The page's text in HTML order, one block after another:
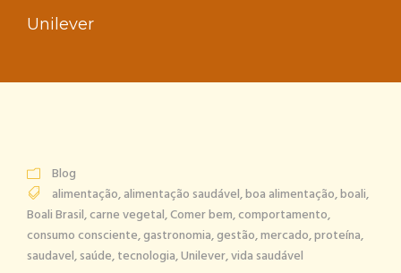
Unilever
Blog
alimentação,alimentação saudável,boa alimentação,boali,
Boali Brasil,carne vegetal,Comer bem,comportamento,
consumo consciente,gastronomia,gestão,mercado,proteína,
saudavel,saúde,tecnologia,Unilever,vida saudável